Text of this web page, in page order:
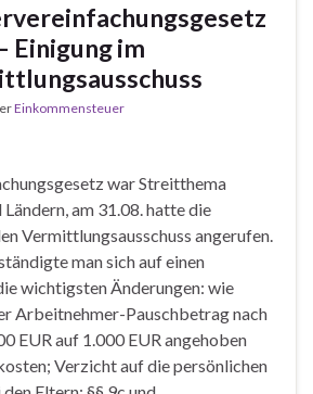
Einigung im
Einkommensteuer
war Streitthema
am 31.08. hatte die
Vermittlungsausschuss angerufen.
man sich auf einen
wichtigsten Änderungen: wie
Arbeitnehmer-Pauschbetrag nach
EUR auf 1.000 EUR angehoben
Verzicht auf die persönlichen